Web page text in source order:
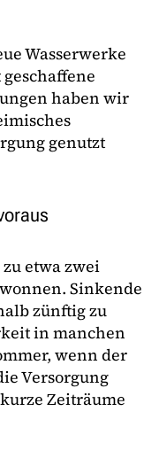
Wasserwerke
haben wir
genutzt
etwa zwei
Sinkende
zünftig zu
in manchen
wenn der
Versorgung
Zeiträume